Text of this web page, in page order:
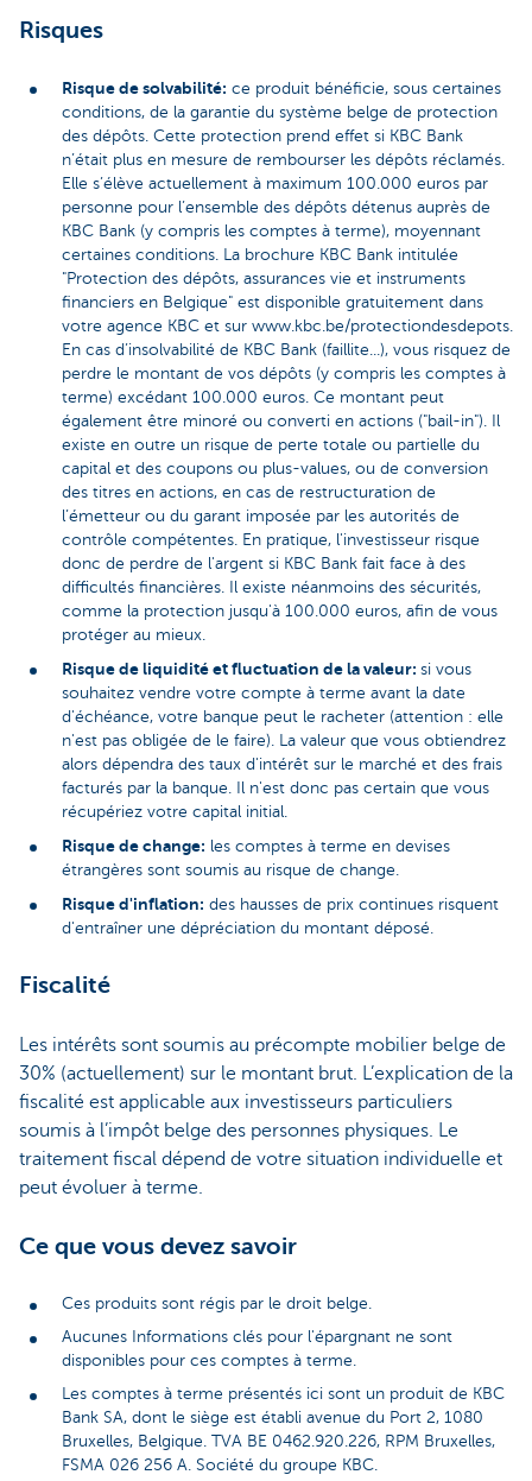
Risques
Risque de solvabilité: ce produit bénéficie, sous certaines
conditions, de la garantie du système belge de protection
des dépôts. Cette protection prend effet si KBC Bank
n’était plus en mesure de rembourser les dépôts réclamés.
Elle s’élève actuellement à maximum 100.000 euros par
personne pour l’ensemble des dépôts détenus auprès de
KBC Bank (y compris les comptes à terme), moyennant
certaines conditions. La brochure KBC Bank intitulée
"Protection des dépôts, assurances vie et instruments
financiers en Belgique" est disponible gratuitement dans
votre agence KBC et sur www.kbc.be/protectiondesdepots.
En cas d’insolvabilité de KBC Bank (faillite...), vous risquez de
perdre le montant de vos dépôts (y compris les comptes à
terme) excédant 100.000 euros. Ce montant peut
également être minoré ou converti en actions ("bail-in"). Il
existe en outre un risque de perte totale ou partielle du
capital et des coupons ou plus-values, ou de conversion
des titres en actions, en cas de restructuration de
l’émetteur ou du garant imposée par les autorités de
contrôle compétentes. En pratique, l'investisseur risque
donc de perdre de l'argent si KBC Bank fait face à des
difficultés financières. Il existe néanmoins des sécurités,
comme la protection jusqu'à 100.000 euros, afin de vous
protéger au mieux.
Risque de liquidité et fluctuation de la valeur: si vous
souhaitez vendre votre compte à terme avant la date
d'échéance, votre banque peut le racheter (attention : elle
n'est pas obligée de le faire). La valeur que vous obtiendrez
alors dépendra des taux d'intérêt sur le marché et des frais
facturés par la banque. Il n'est donc pas certain que vous
récupériez votre capital initial.
Risque de change: les comptes à terme en devises
étrangères sont soumis au risque de change.
Risque d'inflation: des hausses de prix continues risquent
d'entraîner une dépréciation du montant déposé.
Fiscalité
Les intérêts sont soumis au précompte mobilier belge de
30% (actuellement) sur le montant brut. L’explication de la
fiscalité est applicable aux investisseurs particuliers
soumis à l’impôt belge des personnes physiques. Le
traitement fiscal dépend de votre situation individuelle et
peut évoluer à terme.
Ce que vous devez savoir
Ces produits sont régis par le droit belge.
Aucunes Informations clés pour l'épargnant ne sont
disponibles pour ces comptes à terme.
Les comptes à terme présentés ici sont un produit de KBC
Bank SA, dont le siège est établi avenue du Port 2, 1080
Bruxelles, Belgique. TVA BE 0462.920.226, RPM Bruxelles,
FSMA 026 256 A. Société du groupe KBC.